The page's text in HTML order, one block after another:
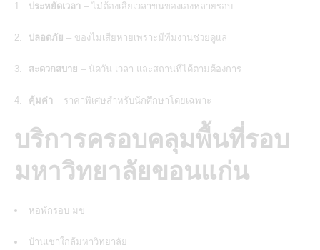
ประหยัดเวลา – ไม่ต้องเสียเวลาขนของเองหลายรอบ
ปลอดภัย – ของไม่เสียหายเพราะมีทีมงานช่วยดูแล
สะดวกสบาย – นัดวัน เวลา และสถานที่ได้ตามต้องการ
คุ้มค่า – ราคาพิเศษสำหรับนักศึกษาโดยเฉพาะ
บริการครอบคลุมพื้นที่รอบ
มหาวิทยาลัยขอนแก่น
หอพักรอบ มข
บ้านเช่าใกล้มหาวิทยาลัย